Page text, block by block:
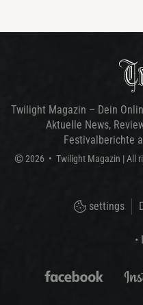
Twilight Magazin – Dein
Aktuelle News,
Festivalberichte
© 2026 • Twilight Magazin | All
settings
•